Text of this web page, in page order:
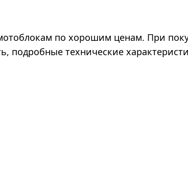
по хорошим ценам. При
подробные технические